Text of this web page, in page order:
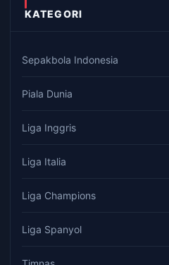
KATEGORI
Sepakbola Indonesia
Piala Dunia
Liga Inggris
Liga Italia
Liga Champions
Liga Spanyol